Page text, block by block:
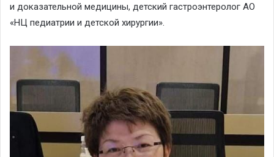
и доказательной медицины, детский гастроэнтеролог АО
«НЦ педиатрии и детской хирургии».